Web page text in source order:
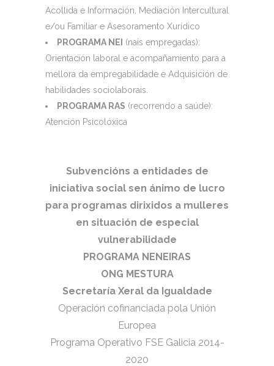
Acollida e Información, Mediación Intercultural
e/ou Familiar e Asesoramento Xurídico
PROGRAMA NEI (nais empregadas):
Orientación laboral e acompañamiento para a
mellora da empregabilidade e Adquisición de
habilidades sociolaborais.
PROGRAMA RAS (recorrendo a saúde):
Atención Psicolóxica
Subvencións a entidades de
iniciativa social sen ánimo de lucro
para programas dirixidos a mulleres
en situación de especial
vulnerabilidade
PROGRAMA NENEIRAS
ONG MESTURA
Secretaría Xeral da Igualdade
Operación cofinanciada pola Unión
Europea
Programa Operativo FSE Galicia 2014-
2020